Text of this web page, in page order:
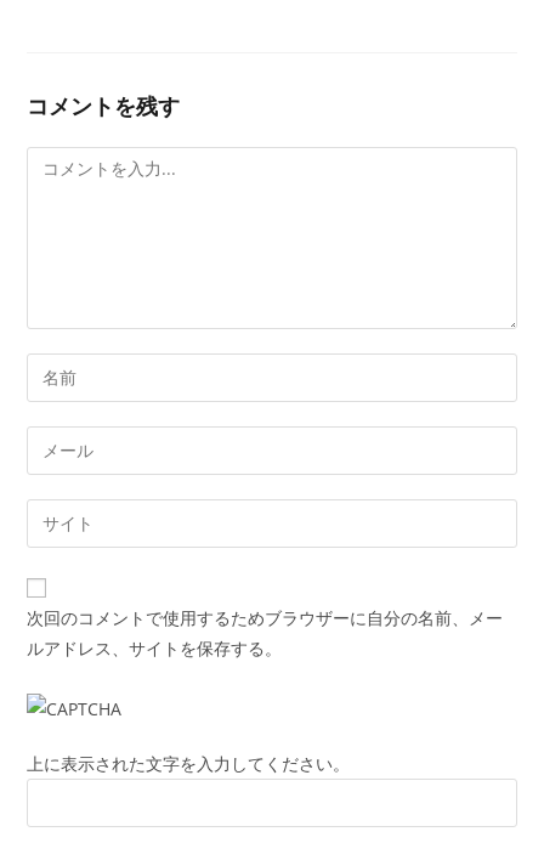
コメントを残す
Enter
your
name
comment
Enter
your
email
address
comment
Enter
your
website
URL
(optional)
次回のコメントで使用するためブラウザーに自分の名前、メー
ルアドレス、サイトを保存する。
上に表示された文字を入力してください。